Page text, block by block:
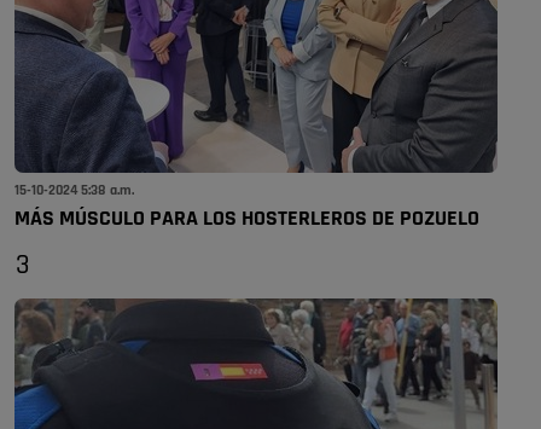
15-10-2024 5:38 a.m.
MÁS MÚSCULO PARA LOS HOSTERLEROS DE POZUELO
3